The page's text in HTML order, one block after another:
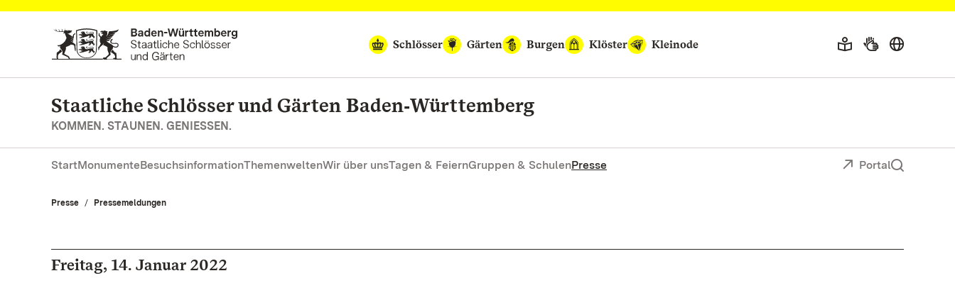
Zum Hauptinhalt springen
Schlösser
Gärten Burgen Klöster Kleinode
Staatliche Schlösser und Gärten Baden‑Württemberg
KOMMEN. STAUNEN. GENIESSEN.
StartMonumenteBesuchsinformationThemenweltenWir über unsTagen & FeiernGruppen & SchulenPresse Portal
Presse Pressemeldungen
Freitag, 14. Januar 2022